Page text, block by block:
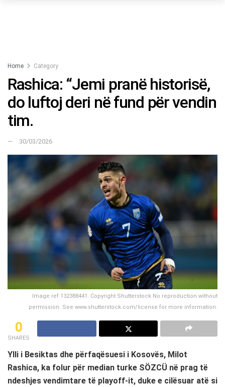
Home Category
Rashica: “Jemi pranë historisë,
do luftoj deri në fund për vendin
tim.
30/03/2026
Image ref 132388441. Copyright Shutterstock No reproduction without
permission. See www.shutterstock.com/license for more information.
0
SHARES
Ylli i Besiktas dhe përfaqësuesi i Kosovës, Milot
Rashica, ka folur për median turke SÖZCÜ në prag të
ndeshjes vendimtare të playoff-it, duke e cilësuar atë si